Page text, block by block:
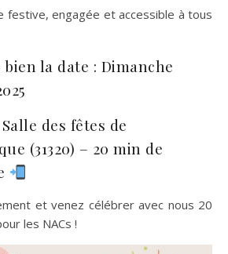
festive, engagée et accessible à tous
bien la date : Dimanche
des fêtes de
(31320) – 20 min de
et venez célébrer avec nous 20
les NACs !